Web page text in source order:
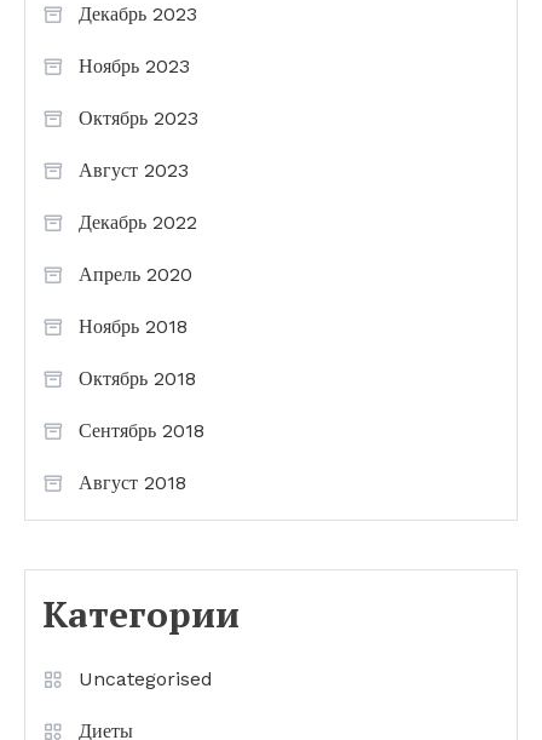
Декабрь 2023
Ноябрь 2023
Октябрь 2023
Август 2023
Декабрь 2022
Апрель 2020
Ноябрь 2018
Октябрь 2018
Сентябрь 2018
Август 2018
Категории
Uncategorised
Диеты